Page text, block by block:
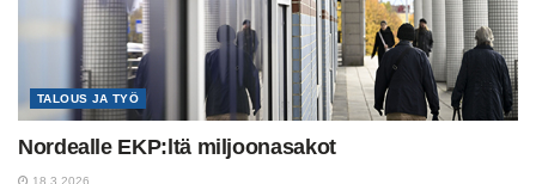
TALOUS JA TYÖ
Nordealle EKP:ltä miljoonasakot
18.3.2026